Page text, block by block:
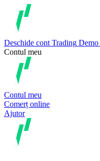
Deschide cont Trading Demo
Contul meu
Contul meu
Comerț online
Ajutor